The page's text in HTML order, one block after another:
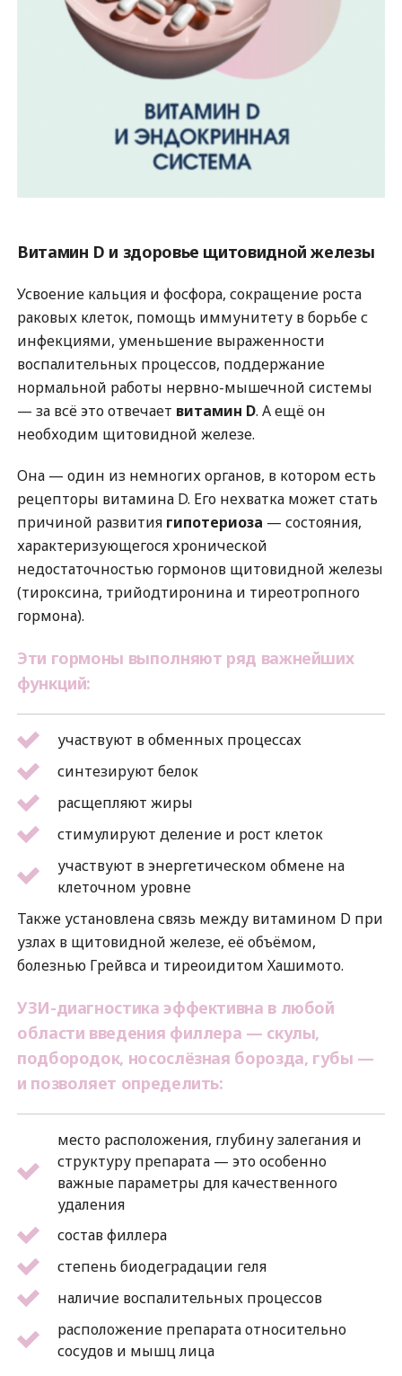
Витамин D и здоровье щитовидной железы
Усвоение кальция и фосфора, сокращение роста
раковых клеток, помощь иммунитету в борьбе с
инфекциями, уменьшение выраженности
воспалительных процессов, поддержание
нормальной работы нервно-мышечной системы
— за всё это отвечает витамин D. А ещё он
необходим щитовидной железе.
Она — один из немногих органов, в котором есть
рецепторы витамина D. Его нехватка может стать
причиной развития гипотериоза — состояния,
характеризующегося хронической
недостаточностью гормонов щитовидной железы
(тироксина, трийодтиронина и тиреотропного
гормона).
Эти гормоны выполняют ряд важнейших
функций:
участвуют в обменных процессах
синтезируют белок
расщепляют жиры
стимулируют деление и рост клеток
участвуют в энергетическом обмене на
клеточном уровне
Также установлена связь между витамином D при
узлах в щитовидной железе, её объёмом,
болезнью Грейвса и тиреоидитом Хашимото.
УЗИ-диагностика эффективна в любой
области введения филлера — скулы,
подбородок, носослёзная борозда, губы —
и позволяет определить:
место расположения, глубину залегания и
структуру препарата — это особенно
важные параметры для качественного
удаления
состав филлера
степень биодеградации геля
наличие воспалительных процессов
расположение препарата относительно
сосудов и мышц лица